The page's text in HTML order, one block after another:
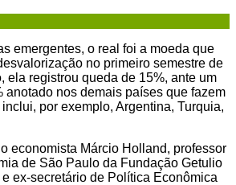
emergentes, o real foi a moeda que
no primeiro semestre de
ela registrou queda de 15%, ante um
anotado nos demais países que fazem
por exemplo, Argentina, Turquia,
economista Márcio Holland, professor
de São Paulo da Fundação Getulio
ex-secretário de Política Econômica